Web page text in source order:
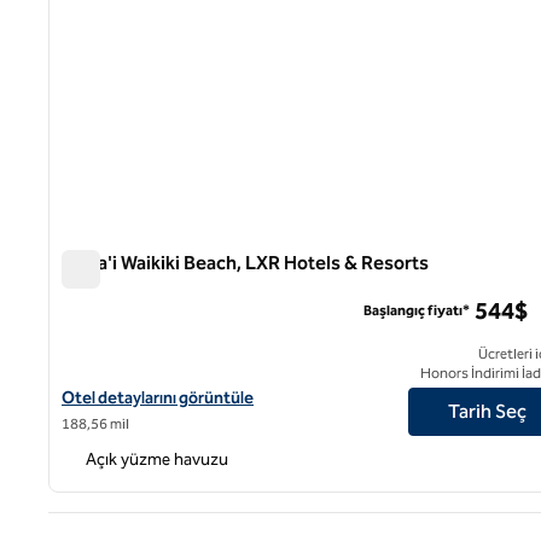
Ka La'i Waikiki Beach, LXR Hotels & Resorts
Ka La'i Waikiki Beach, LXR Hotels & Resorts için otel detaylarını
Otel detaylarını görüntüle
188,56 mil
Başlangıç fiyatı* 544$
Ücretleri
Honors İndirimi
Tarih Seç
Açık yüzme havuzu